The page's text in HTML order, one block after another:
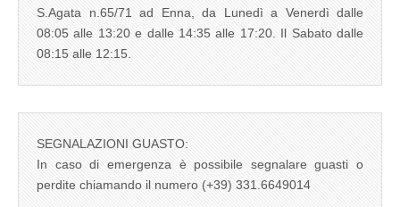
S.Agata n.65/71 ad Enna, da Lunedì a Venerdì dalle
08:05 alle 13:20 e dalle 14:35 alle 17:20. Il Sabato dalle
08:15 alle 12:15.
SEGNALAZIONI GUASTO:
In caso di emergenza è possibile segnalare guasti o
perdite chiamando il numero (+39) 331.6649014